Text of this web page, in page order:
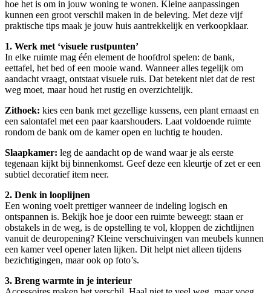
hoe het is om in jouw woning te wonen. Kleine aanpassingen
kunnen een groot verschil maken in de beleving. Met deze vijf
praktische tips maak je jouw huis aantrekkelijk en verkoopklaar.
1. Werk met ‘visuele rustpunten’
In elke ruimte mag één element de hoofdrol spelen: de bank,
eettafel, het bed of een mooie wand. Wanneer alles tegelijk om
aandacht vraagt, ontstaat visuele ruis. Dat betekent niet dat de rest
weg moet, maar houd het rustig en overzichtelijk.
Zithoek: kies een bank met gezellige kussens, een plant ernaast en
een salontafel met een paar kaarshouders. Laat voldoende ruimte
rondom de bank om de kamer open en luchtig te houden.
Slaapkamer: leg de aandacht op de wand waar je als eerste
tegenaan kijkt bij binnenkomst. Geef deze een kleurtje of zet er een
subtiel decoratief item neer.
2. Denk in looplijnen
Een woning voelt prettiger wanneer de indeling logisch en
ontspannen is. Bekijk hoe je door een ruimte beweegt: staan er
obstakels in de weg, is de opstelling te vol, kloppen de zichtlijnen
vanuit de deuropening? Kleine verschuivingen van meubels kunnen
een kamer veel opener laten lijken. Dit helpt niet alleen tijdens
bezichtigingen, maar ook op foto’s.
3. Breng warmte in je interieur